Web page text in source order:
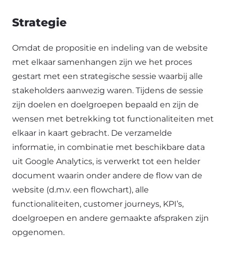
Strategie
Omdat de propositie en indeling van de website
met elkaar samenhangen zijn we het proces
gestart met een strategische sessie waarbij alle
stakeholders aanwezig waren. Tijdens de sessie
zijn doelen en doelgroepen bepaald en zijn de
wensen met betrekking tot functionaliteiten met
elkaar in kaart gebracht. De verzamelde
informatie, in combinatie met beschikbare data
uit Google Analytics, is verwerkt tot een helder
document waarin onder andere de flow van de
website (d.m.v. een flowchart), alle
functionaliteiten, customer journeys, KPI’s,
doelgroepen en andere gemaakte afspraken zijn
opgenomen.